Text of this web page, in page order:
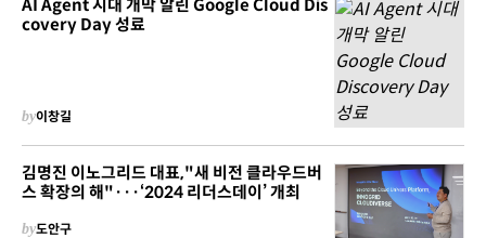
AI Agent 시대 개막 알린 Google Cloud Dis
covery Day 성료
by이창길
김명진 이노그리드 대표,"새 비전 클라우드버
스 확장의 해"···‘2024 리더스데이’ 개최
by도안구